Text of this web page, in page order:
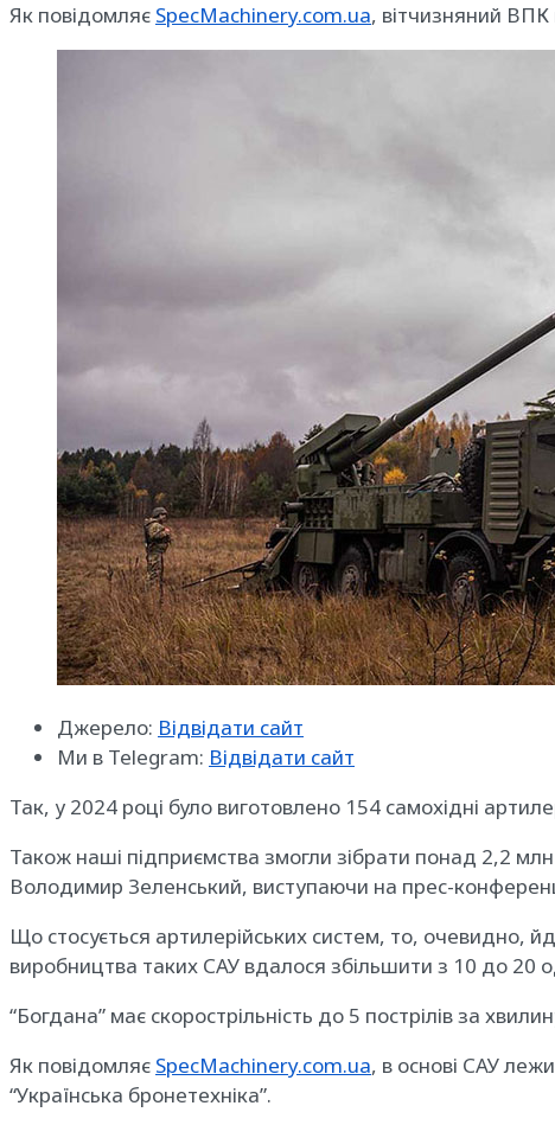
Як повідомляє SpecMachinery.com.ua, вітчизняний ВПК
Джерело: Відвідати сайт
Ми в Telegram: Відвідати сайт
Так, у 2024 році було виготовлено 154 самохідні
Також наші підприємства змогли зібрати понад 2,2
Володимир Зеленський, виступаючи на прес-
Що стосується артилерійських систем, то, очевидно,
виробництва таких САУ вдалося збільшити з 10 до 20
“Богдана” має скорострільність до 5 пострілів за
Як повідомляє SpecMachinery.com.ua, в основі САУ
“Українська бронетехніка”.